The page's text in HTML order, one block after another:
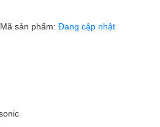
Mã sản phẩm: Đang cập nhật